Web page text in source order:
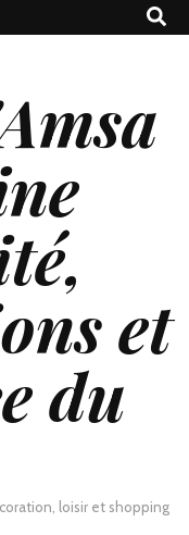
et
du
loisir et shopping